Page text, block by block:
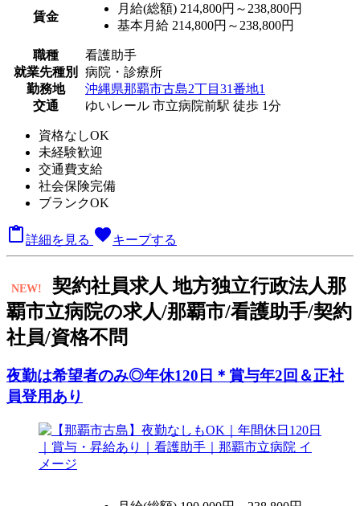
賃金
月給(総額) 214,800円～238,800円
基本月給 214,800円～238,800円
職種
看護助手
就業先種別
病院・診療所
勤務地
沖縄県那覇市古島2丁目31番地1
交通
ゆいレール 市立病院前駅 徒歩 1分
資格なしOK
未経験歓迎
交通費支給
社会保険完備
ブランクOK
詳細を見る favoriteキープする
NEW! 契約社員求人 地方独立行政法人那
覇市立病院の求人/那覇市/看護助手/契約
社員/資格不問
夜勤は希望者のみ◎年休120日＊賞与年2回＆正社
員登用あり